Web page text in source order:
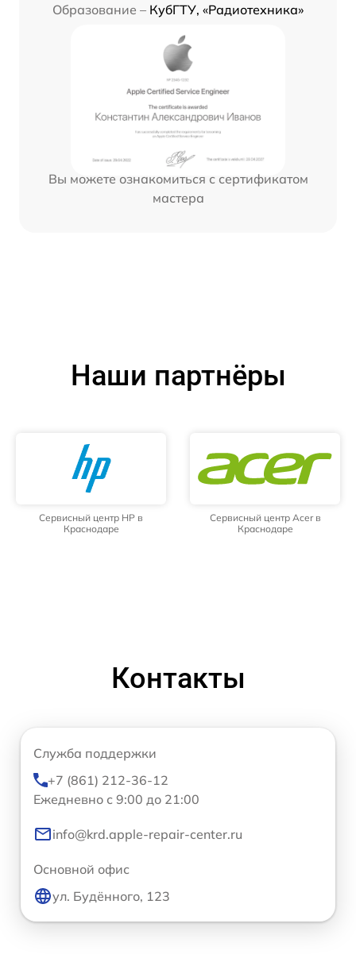
Образование – КубГТУ, «Радиотехника»
Вы можете ознакомиться с сертификатом
мастера
Наши партнёры
Сервисный центр HP в
Краснодаре
Сервисный центр Acer в
Краснодаре
Контакты
Служба поддержки
+7 (861) 212-36-12
Ежедневно с 9:00 до 21:00
info@krd.apple-repair-center.ru
Основной офис
ул. Будённого, 123